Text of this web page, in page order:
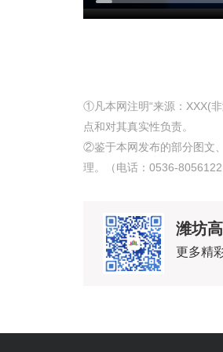
①凡本网注明“来源：XXX(
点和对其真实性负责。
②鉴于本网发布的部分图文
理。（电话：0536-8056122
潍坊
更多精